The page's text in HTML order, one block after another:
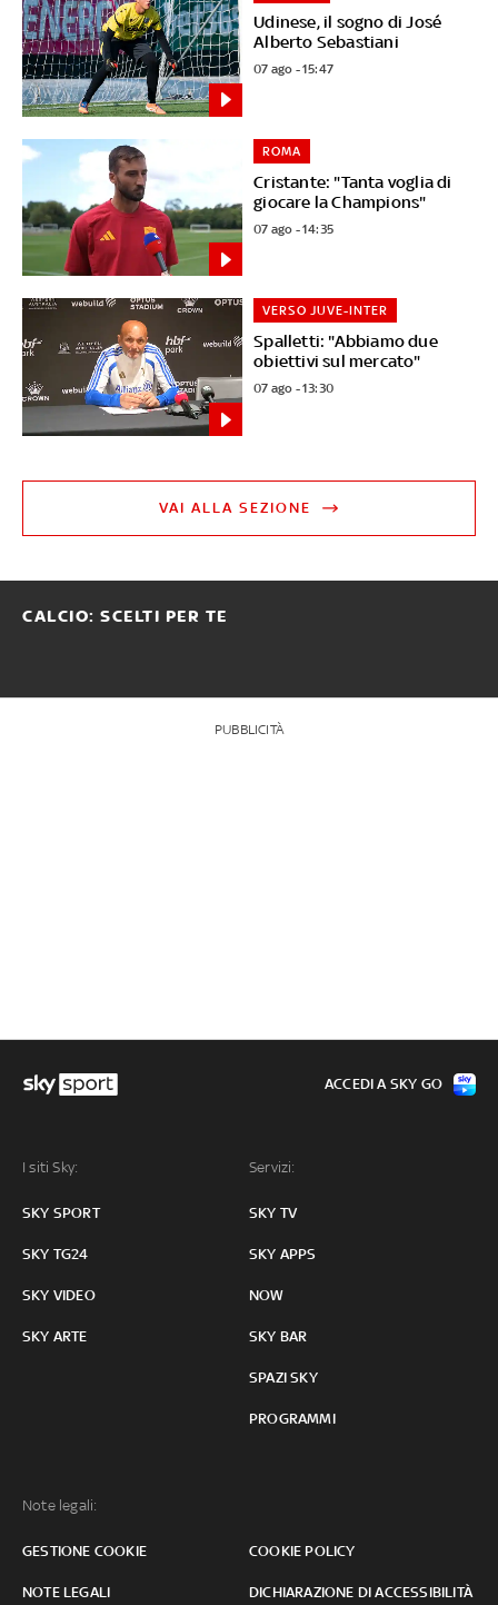
Udinese, il sogno di José
Alberto Sebastiani
07 ago - 15:47
Cristante: "Tanta voglia di
giocare la Champions"
ROMA
07 ago - 14:35
Spalletti: "Abbiamo due
obiettivi sul mercato"
VERSO JUVE-INTER
07 ago - 13:30
VAI ALLA SEZIONE
CALCIO: SCELTI PER TE
PUBBLICITÀ
I siti Sky:
SKY SPORT
SKY TG24
SKY VIDEO
SKY ARTE
Servizi:
SKY TV
SKY APPS
NOW
SKY BAR
SPAZI SKY
PROGRAMMI
Note legali:
GESTIONE COOKIE COOKIE POLICY
NOTE LEGALI DICHIARAZIONE DI ACCESSIBILITÀ
ACCEDI A SKY GO